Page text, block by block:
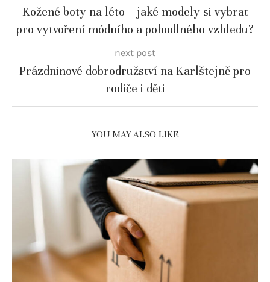
Kožené boty na léto – jaké modely si vybrat
pro vytvoření módního a pohodlného vzhledu?
next post
Prázdninové dobrodružství na Karlštejně pro
rodiče i děti
YOU MAY ALSO LIKE